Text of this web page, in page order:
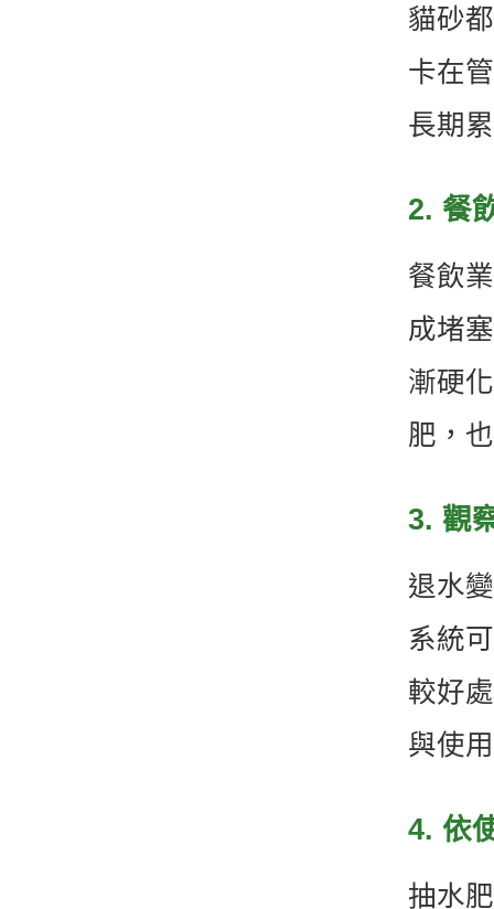
貓砂
卡在
長期
2. 餐
餐飲
成堵
漸硬
肥，
3. 觀
退水
系統
較好
與使
4. 依
抽水